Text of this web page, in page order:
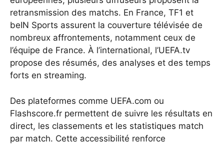
retransmission des matchs. En France, TF1 et
beIN Sports assurent la couverture télévisée de
nombreux affrontements, notamment ceux de
l’équipe de France. À l’international, l’UEFA.tv
propose des résumés, des analyses et des temps
forts en streaming.
Des plateformes comme UEFA.com ou
Flashscore.fr permettent de suivre les résultats en
direct, les classements et les statistiques match
par match. Cette accessibilité renforce